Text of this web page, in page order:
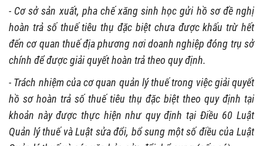
- Cơ sở sản xuất, pha chế xăng sinh học gửi hồ sơ đề nghị
hoàn trả số thuế tiêu thụ đặc biệt chưa được khấu trừ hết
đến cơ quan thuế địa phương nơi doanh nghiệp đóng trụ sở
chính để được giải quyết hoàn trả theo quy định.
- Trách nhiệm của cơ quan quản lý thuế trong việc giải quyết
hồ sơ hoàn trả số thuế tiêu thụ đặc biệt theo quy định tại
khoản này được thực hiện như quy định tại Điều 60 Luật
Quản lý thuế và Luật sửa đổi, bổ sung một số điều của Luật